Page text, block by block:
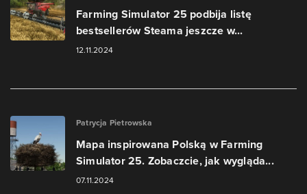
Farming Simulator 25 podbija listę
bestsellerów Steama jeszcze w...
12.11.2024
Patrycja Pietrowska
Mapa inspirowana Polską w Farming
Simulator 25. Zobaczcie, jak wygląda...
07.11.2024